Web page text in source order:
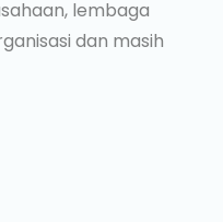
lembaga
dan masih